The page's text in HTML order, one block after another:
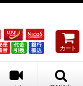
カート